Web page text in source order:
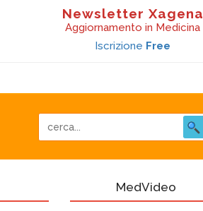
Newsletter Xagena
Aggiornamento in Medicina
Iscrizione Free
MedVideo